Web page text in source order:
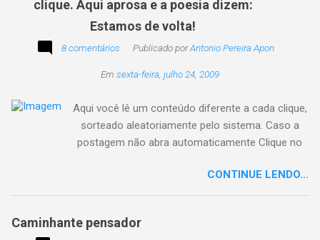
clique. Aqui aprosa e a poesia dizem:
Estamos de volta!
8 comentários Publicado porAntonio Pereira Apon
Em sexta-feira, julho 24, 2009
Aqui você lê um conteúdo diferente a cada clique,
sorteado aleatoriamente pelo sistema. Caso a
postagem não abra automaticamente Clique no
CONTINUE LENDO...
Caminhante pensador